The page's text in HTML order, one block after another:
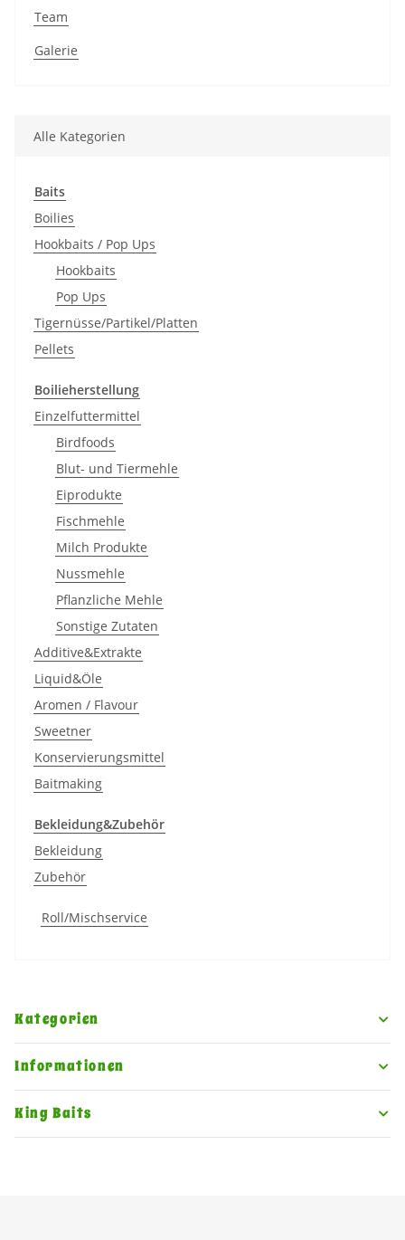
Team
Galerie
Alle Kategorien
Baits
Boilies
Hookbaits / Pop Ups
Hookbaits
Pop Ups
Tigernüsse/Partikel/Platten
Pellets
Boilieherstellung
Einzelfuttermittel
Birdfoods
Blut- und Tiermehle
Eiprodukte
Fischmehle
Milch Produkte
Nussmehle
Pflanzliche Mehle
Sonstige Zutaten
Additive&Extrakte
Liquid&Öle
Aromen / Flavour
Sweetner
Konservierungsmittel
Baitmaking
Bekleidung&Zubehör
Bekleidung
Zubehör
Roll/Mischservice
Kategorien
Informationen
King Baits